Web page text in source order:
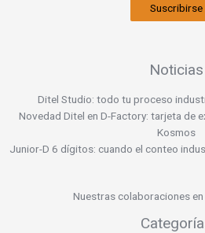
Suscribirse
Noticias
Ditel Studio: todo tu proceso
Novedad Ditel en D-Factory: tarjeta de
Kosmos
Junior-D 6 dígitos: cuando el conteo
Nuestras colaboraciones